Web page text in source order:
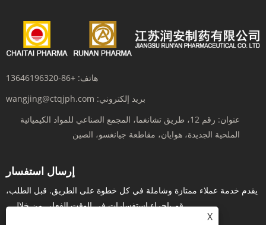
هاتف: +86-13646196320
بريد إلكتروني: wangjing@ctqjph.com
عنوان:
رقم 12، طريق تشانغما، المجمع الصناعي للمواد الكيميائية
الملحية الجديدة، هوايان، مقاطعة جيانغسو، الصين
إرسال استفسار
يقدم خدمة عملاء ممتازة وشاملة في كل خطوة على الطريق. قبل الطلب،
قم بإجراء استفسارات في الوقت الفعلي من خلال...
X